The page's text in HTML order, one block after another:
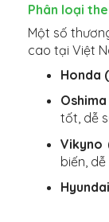
Phân loại
Một số
cao tại Việt
Honda
tốt, dễ
Vikyno
biến,